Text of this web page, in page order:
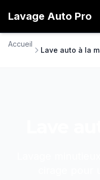
Lavage Auto Pro
Accueil
Lave auto à la